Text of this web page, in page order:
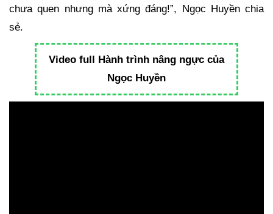
chưa quen nhưng mà xứng đáng!”, Ngọc Huyền chia
sẻ.
Video full Hành trình nâng ngực của
Ngọc Huyền